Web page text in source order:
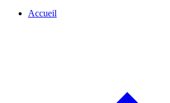
Accueil